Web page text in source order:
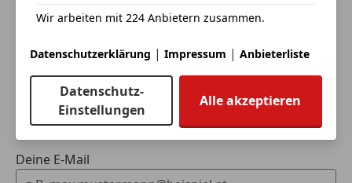
Traktionskontrolle
Wegfahrsperre
Zentralverriegelung
Zentralverriegelung mit Funkfernbedienung
Extras
Alufelgen
Ambientebeleuchtung
Elektronische Parkbremse
3 ähnliche Fahrzeuge gefunden
Fahrzeuge mich zu kontaktieren.
Dein Name
Deine E-Mail
Wir arbeiten mit 224 Anbietern zusammen.
Datenschutzerklärung | Impressum | Anbieterliste
Datenschutz-
Einstellungen
Alle akzeptieren